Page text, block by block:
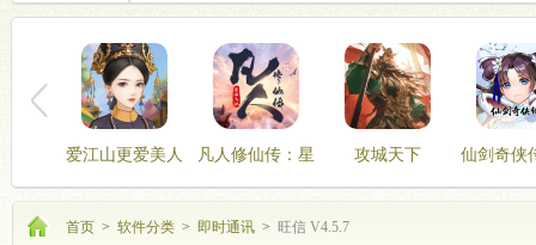
仙境传说破晓
塔塔帝国
爱江山更爱美人
凡人修仙传：星
攻城天下
仙剑奇侠
首页 > 软件分类 > 即时通讯 > 旺信 V4.5.7